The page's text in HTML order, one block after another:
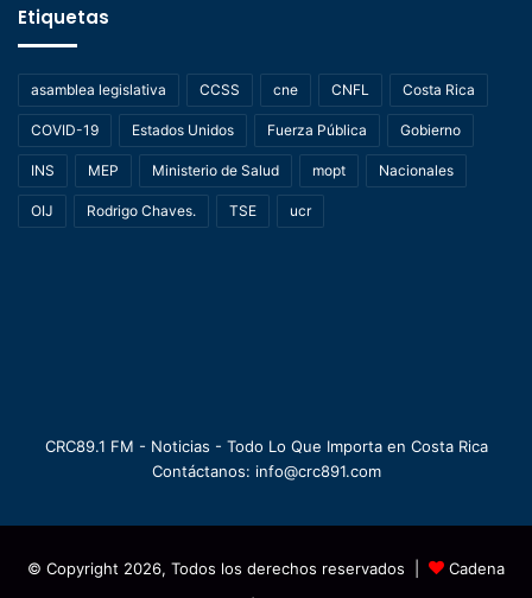
Etiquetas
asamblea legislativa CCSS cne CNFL Costa Rica
COVID-19 Estados Unidos Fuerza Pública Gobierno
INS MEP Ministerio de Salud mopt Nacionales
OIJ Rodrigo Chaves. TSE ucr
CRC89.1 FM - Noticias - Todo Lo Que Importa en Costa Rica
Contáctanos: info@crc891.com
© Copyright 2026, Todos los derechos reservados |
Cadena